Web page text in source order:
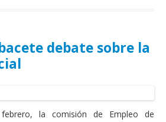
debate sobre la
la comisión de Empleo de